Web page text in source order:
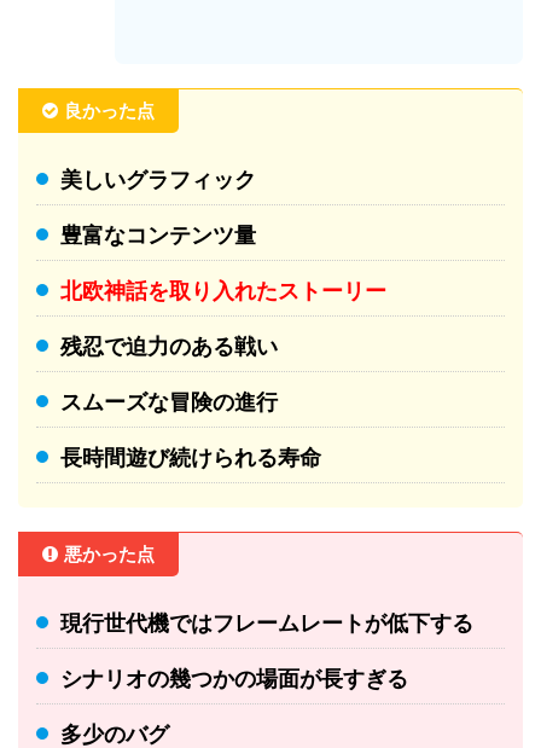
良かった点
美しいグラフィック
豊富なコンテンツ量
北欧神話を取り入れたストーリー
残忍で迫力のある戦い
スムーズな冒険の進行
長時間遊び続けられる寿命
悪かった点
現行世代機ではフレームレートが低下する
シナリオの幾つかの場面が長すぎる
多少のバグ